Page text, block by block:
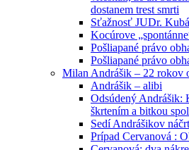
dostanem trest smrti
Sťažnosť JUDr.
Kocúrove
Pošliapané právo
Pošliapané právo
Milan Andrášik – 22 rokov
Andrášik – alibi
Odsúdený Andrášik:
škrtením a bitkou
Sedí Andrášikov
Prípad Cervanová :